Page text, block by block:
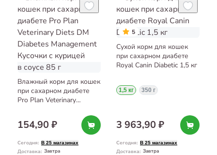
Влажный корм для кошек
при сахарном диабете
Pro Plan Veterinary
Management Кусочки
с курицей в соусе 85 г
154,90 ₽
Сегодня: В 25 магазинах
Доставка: Завтра
5
Сухой корм для кошек
при сахарном диабете
Royal Canin Diabetic 1,5 кг
1,5 кг 350 г
3 963,90 ₽
Сегодня: В 25 магазинах
Доставка: Завтра